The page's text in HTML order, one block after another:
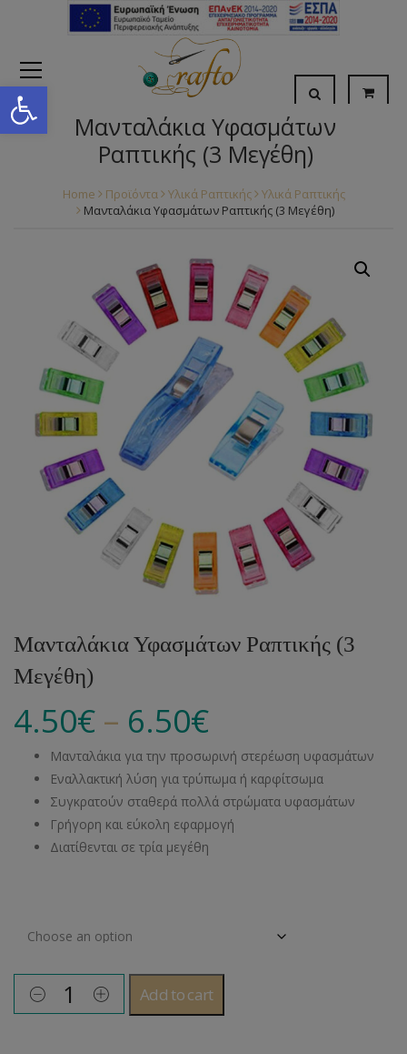
Open toolbar
Μανταλάκια Υφασμάτων
Ραπτικής (3 Μεγέθη)
Home Προϊόντα Υλικά Ραπτικής
Υλικά Ραπτικής
Μανταλάκια Υφασμάτων Ραπτικής (3 Μεγέθη)
Μανταλάκια Υφασμάτων Ραπτικής (3
Μεγέθη)
4.50€ – 6.50€
Μανταλάκια για την προσωρινή στερέωση υφασμάτων
Εναλλακτική λύση για τρύπωμα ή καρφίτσωμα
Συγκρατούν σταθερά πολλά στρώματα υφασμάτων
Γρήγορη και εύκολη εφαρμογή
Διατίθενται σε τρία μεγέθη
Add to cart